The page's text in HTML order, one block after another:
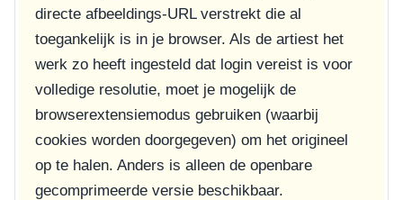
directe afbeeldings-URL verstrekt die al
toegankelijk is in je browser. Als de artiest het
werk zo heeft ingesteld dat login vereist is voor
volledige resolutie, moet je mogelijk de
browserextensiemodus gebruiken (waarbij
cookies worden doorgegeven) om het origineel
op te halen. Anders is alleen de openbare
gecomprimeerde versie beschikbaar.